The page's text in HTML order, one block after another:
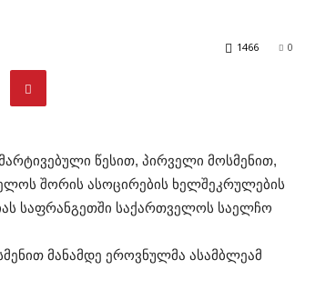
0
1466
წესით, პირველი მოსმენით,
შორის ასოცირების ხელშეკრულების
საფრანგეთში საქართველოს საელჩო
მანამდე ეროვნულმა ასამბლეამ